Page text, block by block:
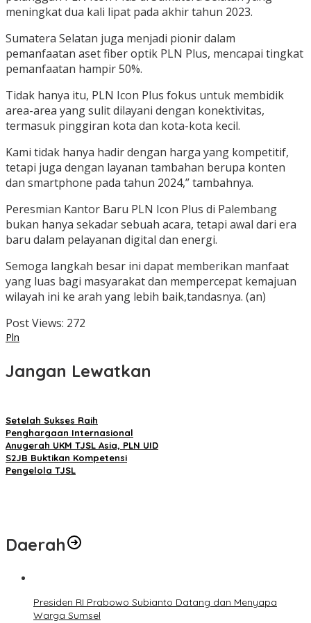
meningkat dua kali lipat pada akhir tahun 2023.
Sumatera Selatan juga menjadi pionir dalam
pemanfaatan aset fiber optik PLN Plus, mencapai tingkat
pemanfaatan hampir 50%.
Tidak hanya itu, PLN Icon Plus fokus untuk membidik
area-area yang sulit dilayani dengan konektivitas,
termasuk pinggiran kota dan kota-kota kecil.
Kami tidak hanya hadir dengan harga yang kompetitif,
tetapi juga dengan layanan tambahan berupa konten
dan smartphone pada tahun 2024,” tambahnya.
Peresmian Kantor Baru PLN Icon Plus di Palembang
bukan hanya sekadar sebuah acara, tetapi awal dari era
baru dalam pelayanan digital dan energi.
Semoga langkah besar ini dapat memberikan manfaat
yang luas bagi masyarakat dan mempercepat kemajuan
wilayah ini ke arah yang lebih baik,tandasnya. (an)
Post Views: 272
Pln
Jangan Lewatkan
Setelah Sukses Raih
Penghargaan Internasional
Anugerah UKM TJSL Asia, PLN UID
S2JB Buktikan Kompetensi
Pengelola TJSL
Daerah
Presiden RI Prabowo Subianto Datang dan Menyapa
Warga Sumsel